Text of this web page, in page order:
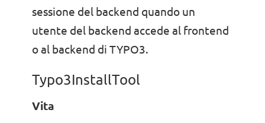
sessione del backend quando un
utente del backend accede al frontend
o al backend di TYPO3.
Typo3InstallTool
Vita